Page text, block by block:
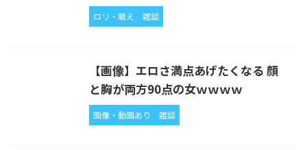
ロリ・萌え 雑談
【画像】エロさ満点あげたくなる 顔
と胸が両方90点の女ｗｗｗｗ
画像・動画あり 雑談